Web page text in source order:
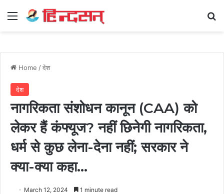
Menu
Home /देश
देश
नागरिकता संशोधन कानून (CAA) को
लेकर हैं कंफ्यूज? नहीं छिनेगी नागरिकता,
धर्म से कुछ लेना-देना नहीं; सरकार ने
क्या-क्या कहा…
March 12, 2024 1 minute read